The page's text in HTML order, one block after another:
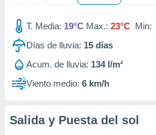
T. Media: 19°C Max.: 23°C Min:
Días de lluvia: 15 días
Acum. de lluvia: 134 l/m²
Viento medio: 6 km/h
Salida y Puesta del sol